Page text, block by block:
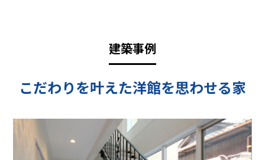
建築事例
こだわりを叶えた洋館を思わせる家